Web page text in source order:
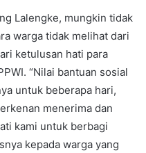
Lalengke, mungkin tidak
warga tidak melihat dari
ketulusan hati para
“Nilai bantuan sosial
untuk beberapa hari,
menerima dan
kami untuk berbagi
kepada warga yang